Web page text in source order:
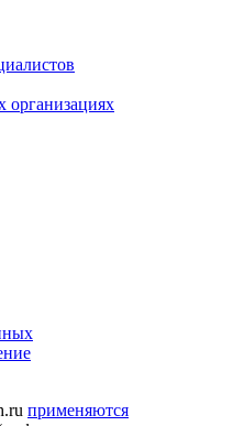
организациях
применяются